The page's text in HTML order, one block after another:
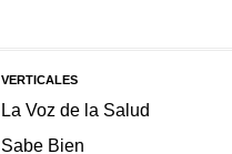
VERTICALES
La Voz de la Salud
Sabe Bien